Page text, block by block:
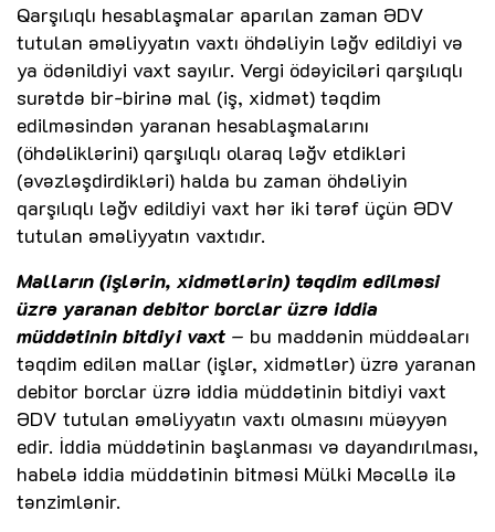
Qarşılıqlı hesablaşmalar aparılan zaman ƏDV
tutulan əməliyyatın vaxtı öhdəliyin ləğv edildiyi və
ya ödənildiyi vaxt sayılır. Vergi ödəyiciləri qarşılıqlı
surətdə bir-birinə mal (iş, xidmət) təqdim
edilməsindən yaranan hesablaşmalarını
(öhdəliklərini) qarşılıqlı olaraq ləğv etdikləri
(əvəzləşdirdikləri) halda bu zaman öhdəliyin
qarşılıqlı ləğv edildiyi vaxt hər iki tərəf üçün ƏDV
tutulan əməliyyatın vaxtıdır.
Malların (işlərin, xidmətlərin) təqdim edilməsi
üzrə yaranan debitor borclar üzrə iddia
müddətinin bitdiyi vaxt – bu maddənin müddəaları
təqdim edilən mallar (işlər, xidmətlər) üzrə yaranan
debitor borclar üzrə iddia müddətinin bitdiyi vaxt
ƏDV tutulan əməliyyatın vaxtı olmasını müəyyən
edir. İddia müddətinin başlanması və dayandırılması,
habelə iddia müddətinin bitməsi Mülki Məcəllə ilə
tənzimlənir.